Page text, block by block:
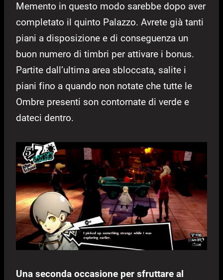
Memento in questo modo sarebbe dopo aver
completato il quinto Palazzo. Avrete già tanti
piani a disposizione e di conseguenza un
buon numero di timbri per attivare i bonus.
Partite dall’ultima area sbloccata, salite i
piani fino a quando non notate che tutte le
Ombre presenti son contornate di verde e
dateci dentro.
Una seconda occasione per sfruttare al